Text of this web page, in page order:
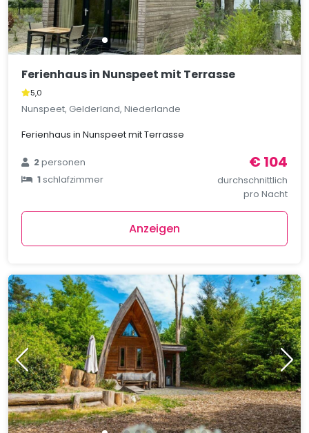
Ferienhaus in Nunspeet mit Terrasse
5,0
Nunspeet, Gelderland, Niederlande
Ferienhaus in Nunspeet mit Terrasse
2personen
1schlafzimmer
€ 104
durchschnittlich
pro Nacht
Anzeigen